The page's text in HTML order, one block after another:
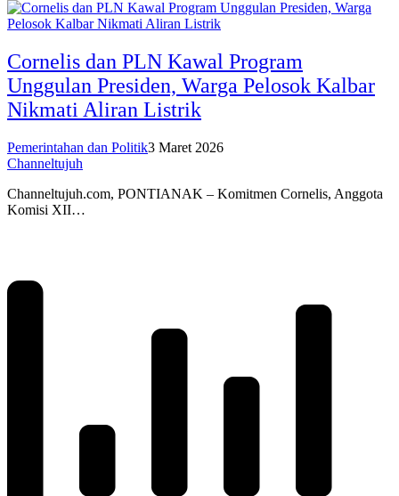
Cornelis dan PLN Kawal Program
Unggulan Presiden, Warga Pelosok Kalbar
Nikmati Aliran Listrik
Pemerintahan dan Politik3 Maret 2026
Channeltujuh
Channeltujuh.com, PONTIANAK – Komitmen Cornelis, Anggota
Komisi XII…